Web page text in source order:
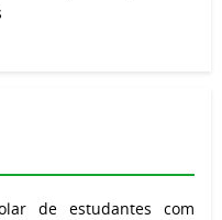
de estudantes com